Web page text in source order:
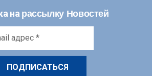
на рассылку Новостей